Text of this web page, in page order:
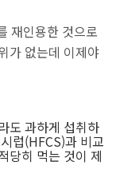
재인용한 것으로
가 없는데 이제야
도 과하게 섭취하
럽(HFCS)과 비교
당히 먹는 것이 제